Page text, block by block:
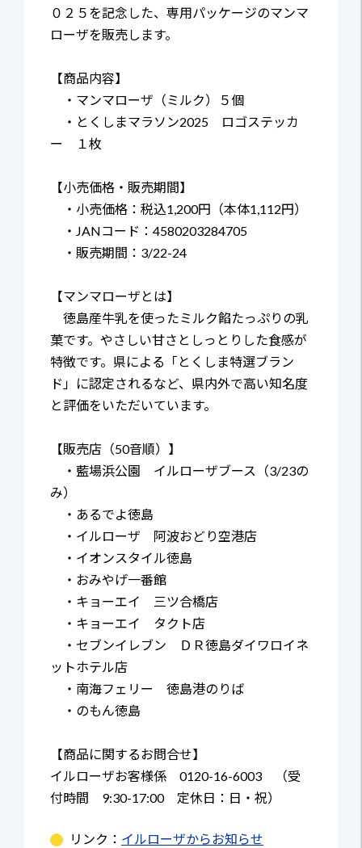
０２５を記念した、専用パッケージのマンマ
ローザを販売します。
【商品内容】
・マンマローザ（ミルク）５個
・とくしまマラソン2025 ロゴステッカ
ー １枚
【小売価格・販売期間】
・小売価格：税込1,200円（本体1,112円）
・JANコード：4580203284705
・販売期間：3/22-24
【マンマローザとは】
徳島産牛乳を使ったミルク餡たっぷりの乳
菓です。やさしい甘さとしっとりした食感が
特徴です。県による「とくしま特選ブラン
ド」に認定されるなど、県内外で高い知名度
と評価をいただいています。
【販売店（50音順）】
・藍場浜公園 イルローザブース（3/23の
み）
・あるでよ徳島
・イルローザ 阿波おどり空港店
・イオンスタイル徳島
・おみやげ一番館
・キョーエイ 三ツ合橋店
・キョーエイ タクト店
・セブンイレブン ＤＲ徳島ダイワロイネ
ットホテル店
・南海フェリー 徳島港のりば
・のもん徳島
【商品に関するお問合せ】
イルローザお客様係 0120-16-6003 （受
付時間 9:30-17:00 定休日：日・祝）
リンク： イルローザからお知らせ